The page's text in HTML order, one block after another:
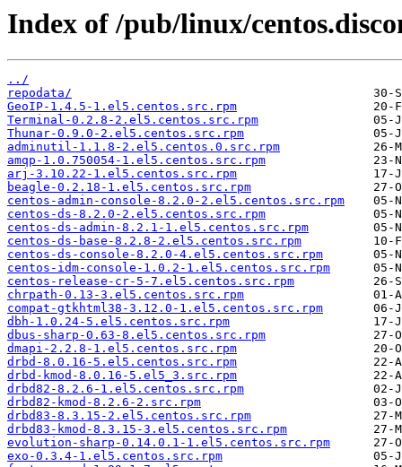
Index of /pub/linux/
../
repodata/
GeoIP-1.4.5-1.el5.centos.src.rpm
Terminal-0.2.8-2.el5.centos.src.rpm
Thunar-0.9.0-2.el5.centos.src.rpm
adminutil-1.1.8-2.el5.centos.0.src.rpm
amqp-1.0.750054-1.el5.centos.src.rpm
arj-3.10.22-1.el5.centos.src.rpm
beagle-0.2.18-1.el5.centos.src.rpm
centos-admin-console-8.2.0-2.el5.centos.src.rpm
centos-ds-8.2.0-2.el5.centos.src.rpm
centos-ds-admin-8.2.1-1.el5.centos.src.rpm
centos-ds-base-8.2.8-2.el5.centos.src.rpm
centos-ds-console-8.2.0-4.el5.centos.src.rpm
centos-idm-console-1.0.2-1.el5.centos.src.rpm
centos-release-cr-5-7.el5.centos.src.rpm
chrpath-0.13-3.el5.centos.src.rpm
compat-gtkhtml38-3.12.0-1.el5.centos.src.rpm
dbh-1.0.24-5.el5.centos.src.rpm
dbus-sharp-0.63-8.el5.centos.src.rpm
dmapi-2.2.8-1.el5.centos.src.rpm
drbd-8.0.16-5.el5.centos.src.rpm
drbd-kmod-8.0.16-5.el5_3.src.rpm
drbd82-8.2.6-1.el5.centos.src.rpm
drbd82-kmod-8.2.6-2.src.rpm
drbd83-8.3.15-2.el5.centos.src.rpm
drbd83-kmod-8.3.15-3.el5.centos.src.rpm
evolution-sharp-0.14.0.1-1.el5.centos.src.rpm
exo-0.3.4-1.el5.centos.src.rpm